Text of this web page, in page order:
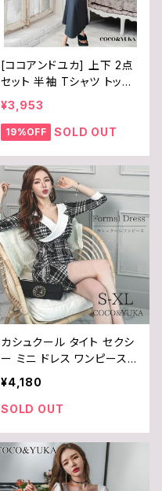
[ココアンドユカ] 上下 2点
セット 半袖 Tシャツ トップ
ス ＋ ロング 丈 スカート 胸
元 開き オフショルダー セク
シー かわいい T シャツ マ
ごむ カジュアル レディース
ブラック グレー 黒 灰 S M
L B0D3YG5HXK
¥3,953
19%OFF SOLD OUT
カシュクール タイト セクシ
ー ミニ ドレス ワンピース
キャバ 嬢 パーティ キャバク
ラ Vネック 七分袖 千鳥 格
子 チェック スリット スカー
0CJR2253L
¥4,180
SOLD OUT